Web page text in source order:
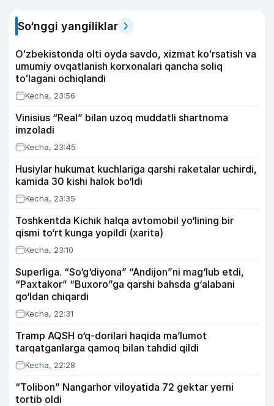
So‘nggi yangiliklar
Oʻzbekistonda olti oyda savdo, xizmat koʻrsatish va
umumiy ovqatlanish korxonalari qancha soliq
toʻlagani ochiqlandi
Kecha, 23:56
Vinisius “Real” bilan uzoq muddatli shartnoma
imzoladi
Kecha, 23:45
Husiylar hukumat kuchlariga qarshi raketalar uchirdi,
kamida 30 kishi halok bo‘ldi
Kecha, 23:35
Toshkentda Kichik halqa avtomobil yo‘lining bir
qismi to‘rt kunga yopildi (xarita)
Kecha, 23:10
Superliga. “So‘g‘diyona” “Andijon”ni mag‘lub etdi,
“Paxtakor” “Buxoro”ga qarshi bahsda g‘alabani
qo‘ldan chiqardi
Kecha, 22:31
Tramp AQSH o‘q-dorilari haqida ma’lumot
tarqatganlarga qamoq bilan tahdid qildi
Kecha, 22:28
“Tolibon” Nangarhor viloyatida 72 gektar yerni
tortib oldi